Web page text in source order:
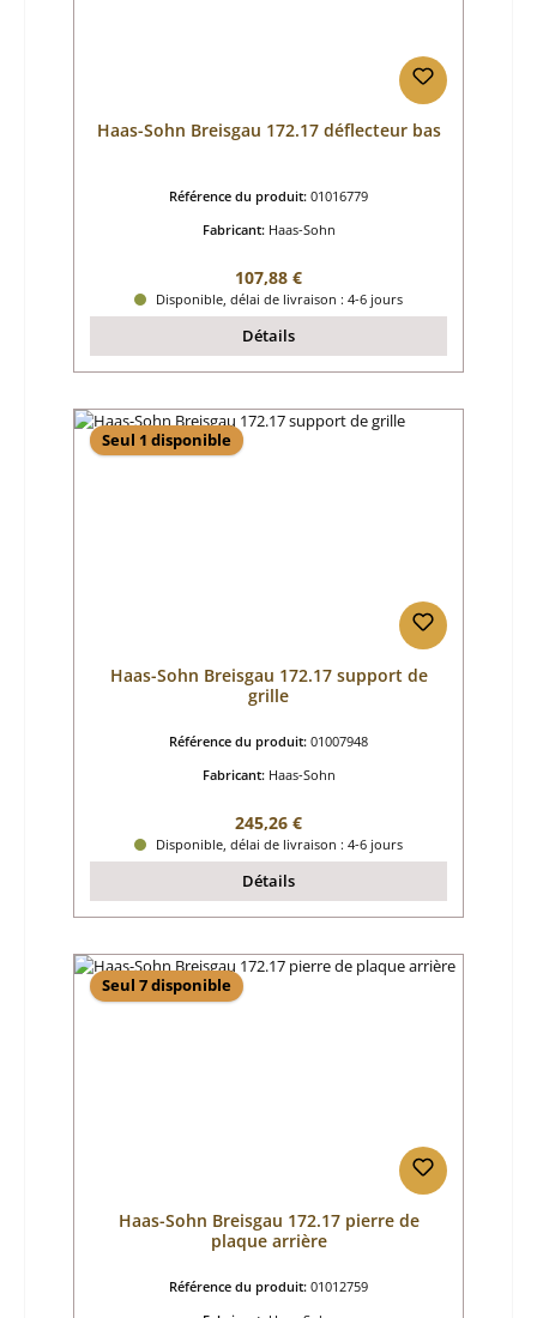
Haas-Sohn Breisgau 172.17 déflecteur bas
Référence du produit: 01016779
Fabricant: Haas-Sohn
Prix régulier :
107,88 €
Disponible, délai de livraison : 4-6 jours
Détails
Seul 1 disponible
Haas-Sohn Breisgau 172.17 support de
grille
Référence du produit: 01007948
Fabricant: Haas-Sohn
Prix régulier :
245,26 €
Disponible, délai de livraison : 4-6 jours
Détails
Seul 7 disponible
Haas-Sohn Breisgau 172.17 pierre de
plaque arrière
Référence du produit: 01012759